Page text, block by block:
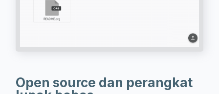
Open source dan perangkat